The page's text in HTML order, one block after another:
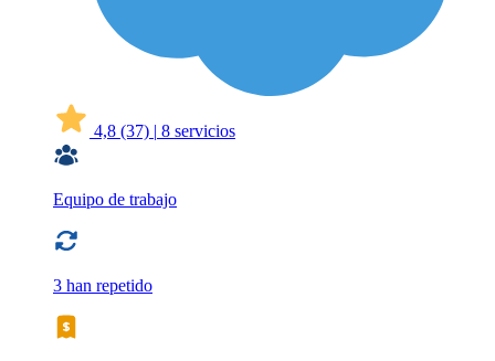
4,8 (37) | 8 servicios
Equipo de trabajo
3 han repetido